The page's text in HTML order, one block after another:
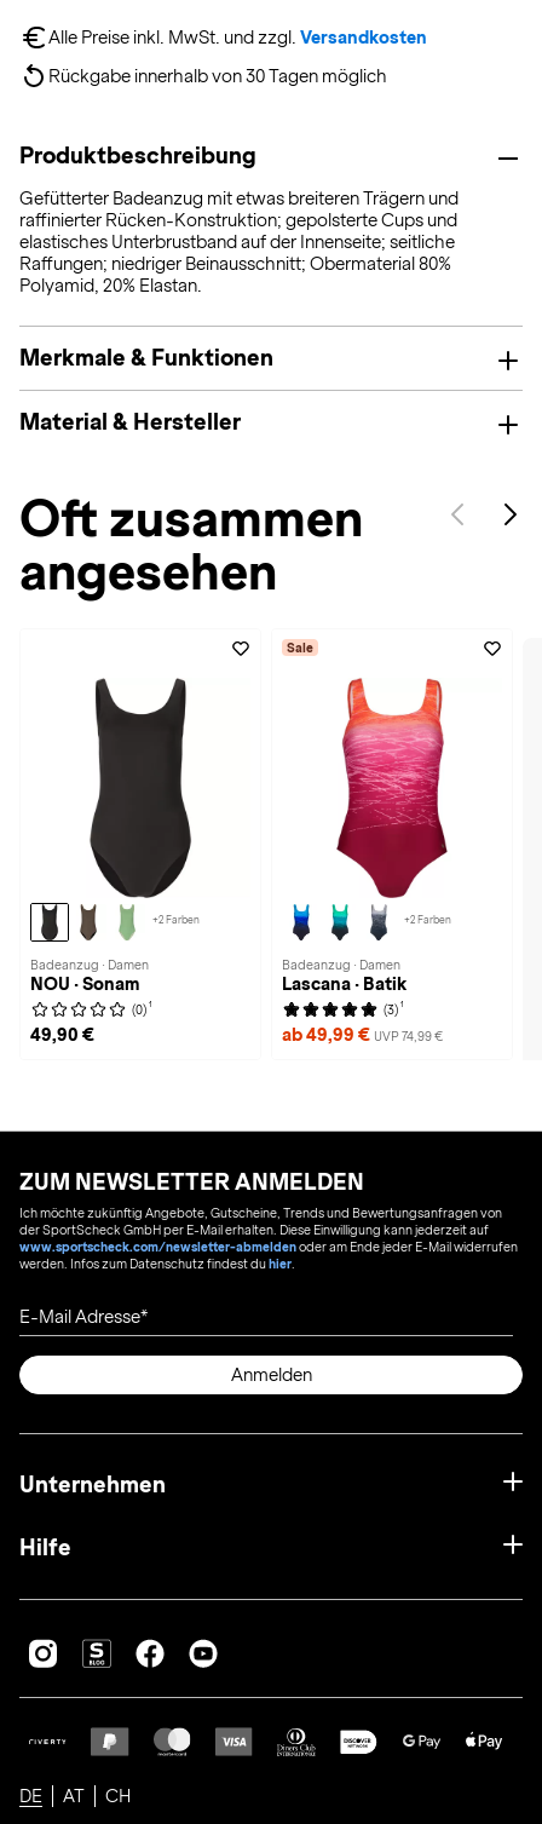
Alle Preise inkl. MwSt. und zzgl. Versandkosten
Rückgabe innerhalb von 30 Tagen möglich
Produktbeschreibung
Gefütterter Badeanzug mit etwas breiteren Trägern und
raffinierter Rücken-Konstruktion; gepolsterte Cups und
elastisches Unterbrustband auf der Innenseite; seitliche
Raffungen; niedriger Beinausschnitt; Obermaterial 80%
Polyamid, 20% Elastan.
Merkmale & Funktionen
Material & Hersteller
Oft zusammen
angesehen
+2 Farben
Badeanzug · Damen
NOU · Sonam
(0) 1
49,90 €
Sale
+2 Farben
Badeanzug · Damen
Lascana · Batik
(3) 1
ab 49,99 € UVP 74,99 €
ZUM NEWSLETTER ANMELDEN
Ich möchte zukünftig Angebote, Gutscheine, Trends und Bewertungsanfragen von
der SportScheck GmbH per E-Mail erhalten. Diese Einwilligung kann jederzeit auf
www.sportscheck.com/newsletter-abmeldenoder am Ende jeder E-Mail widerrufen
werden. Infos zum Datenschutz findest duhier
E-Mail Adresse
Anmelden
Unternehmen
Hilfe
DE AT CH